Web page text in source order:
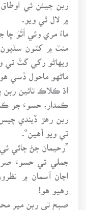
ربن جيئن ئي
۾ لال ٿي ويو.
ماءُ مري وئي اَٿَوَ ڇا
منٽ ۾ کٽون سڌيون
ويهاڻو رکي کَٽَ تي
ماڻهو ماحول ڏسي
اڌ ڪلاڪ تائين ربن
ڪمدار، حسوءَ جو
ربن رهڙ ڏيندي
تي ويو آهين“.
”رحيمان ڄڻ ڄائي
جملي تي حسوءَ
اڃان آسمان ۾
رهيو هو!
صبح تي ربن مير